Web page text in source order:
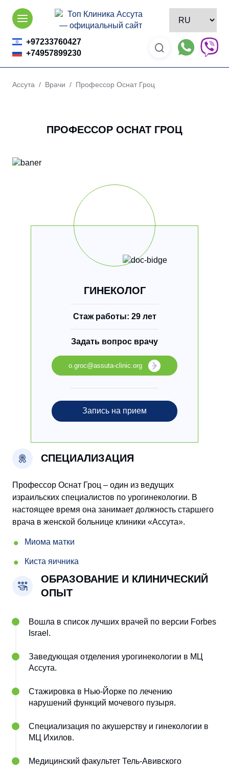
Skip
content
+97233760427
+74957899230
Ассута / Врачи / Профессор Оснат Гроц
ПРОФЕССОР ОСНАТ ГРОЦ
СПЕЦИАЛИЗАЦИЯ
Профессор Оснат Гроц – один из ведущих
израильских специалистов по урогинекологии. В
настоящее время она занимает должность старшего
врача в женской больнице клиники «Ассута».
Миома матки
Киста яичника
ОБРАЗОВАНИЕ И КЛИНИЧЕСКИЙ
ОПЫТ
Вошла в список лучших врачей по версии Forbes
Israel.
Заведующая отделения урогинекологии в МЦ
Ассута.
Стажировка в Нью-Йорке по лечению
нарушений функций мочевого пузыря.
Специализация по акушерству и гинекологии в
МЦ Ихилов.
Медицинский факультет Тель-Авивского
ГИНЕКОЛОГ
Стаж работы: 29 лет
Задать вопрос врачу
o.groc@assuta-clinic.org
Запись на прием